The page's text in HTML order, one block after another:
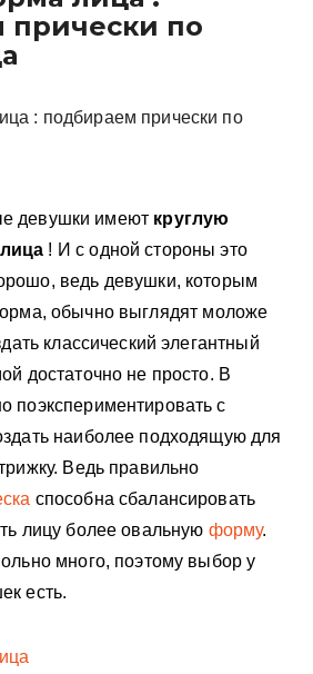
прически по
девушки имеют круглую
! И с одной стороны это
ведь девушки, которым
обычно выглядят моложе
классический элегантный
достаточно не просто. В
поэкспериментировать с
наиболее подходящую для
Ведь правильно
способна сбалансировать
лицу более овальную форму.
много, поэтому выбор у
есть.